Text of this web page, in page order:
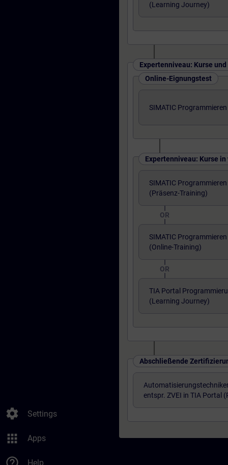
settings Settings
apps Apps
Help
(Learning Journey)
Expertenniveau: Kurse
Online-Eignungstest
SIMATIC Programmieren
Expertenniveau: Kurse
SIMATIC Programmieren
(Präsenz-Training)
OR
SIMATIC Programmieren
(Online-Training)
OR
TIA Portal
(Learning Journey)
Abschließende
entspr. ZVEI in TIA Portal